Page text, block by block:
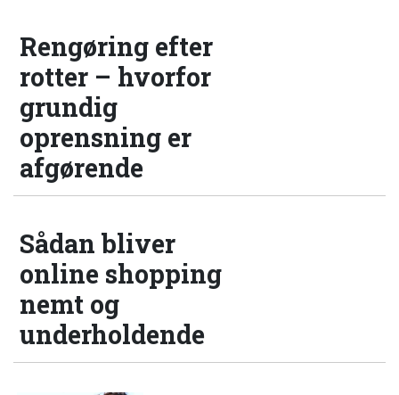
Rengøring efter
rotter – hvorfor
grundig
oprensning er
afgørende
Sådan bliver
online shopping
nemt og
underholdende